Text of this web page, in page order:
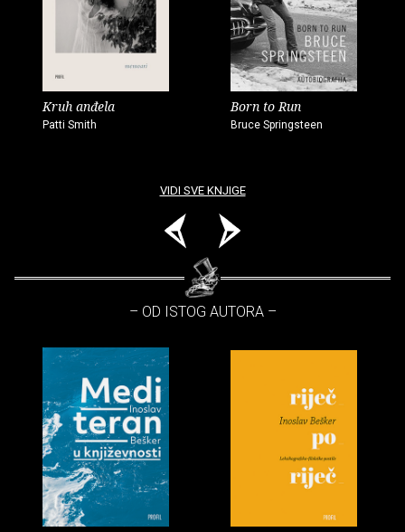
Kruh anđela
Patti Smith
Born to Run
Bruce Springsteen
VIDI SVE KNJIGE
– OD ISTOG AUTORA –